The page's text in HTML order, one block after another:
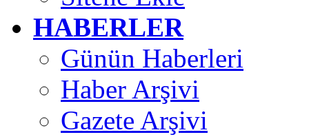
HABERLER
Günün Haberleri
Haber Arşivi
Gazete Arşivi